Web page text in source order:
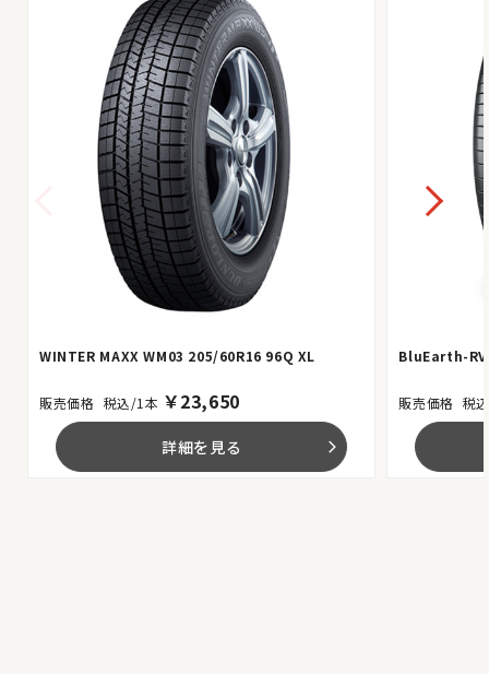
WINTER MAXX WM03 205/60R16 96Q XL
税込/1本 ￥23,650
詳細を見る arrow_forward_ios
BluEarth-RV
税